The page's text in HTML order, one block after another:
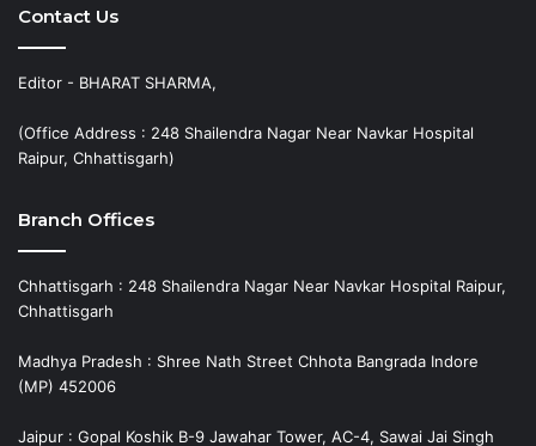
Contact Us
Editor - BHARAT SHARMA,
(Office Address : 248 Shailendra Nagar Near Navkar Hospital
Raipur, Chhattisgarh)
Branch Offices
Chhattisgarh : 248 Shailendra Nagar Near Navkar Hospital Raipur,
Chhattisgarh
Madhya Pradesh : Shree Nath Street Chhota Bangrada Indore
(MP) 452006
Jaipur : Gopal Koshik B-9 Jawahar Tower, AC-4, Sawai Jai Singh